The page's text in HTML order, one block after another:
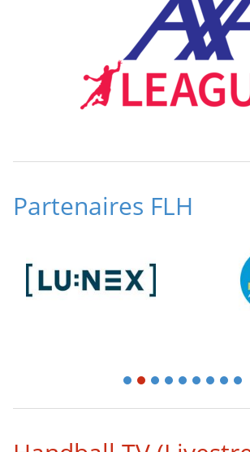
Partenaires FLH
1 2 3 4 5 6 7 8 9